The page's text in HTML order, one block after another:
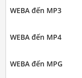
WEBA đến MP3
WEBA đến MP4
WEBA đến MPG